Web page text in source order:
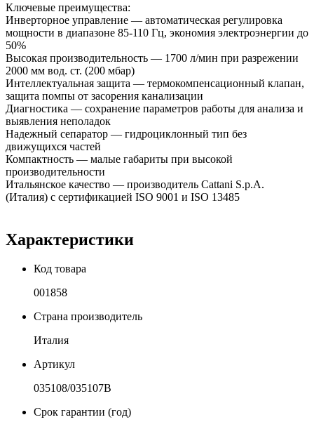
Ключевые преимущества:
Инверторное управление — автоматическая регулировка
мощности в диапазоне 85-110 Гц, экономия электроэнергии до
50%
Высокая производительность — 1700 л/мин при разрежении
2000 мм вод. ст. (200 мбар)
Интеллектуальная защита — термокомпенсационный клапан,
защита помпы от засорения канализации
Диагностика — сохранение параметров работы для анализа и
выявления неполадок
Надежный сепаратор — гидроциклонный тип без
движущихся частей
Компактность — малые габариты при высокой
производительности
Итальянское качество — производитель Cattani S.p.A.
(Италия) с сертификацией ISO 9001 и ISO 13485
Характеристики
Код товара
001858
Страна производитель
Италия
Артикул
035108/035107B
Срок гарантии (год)